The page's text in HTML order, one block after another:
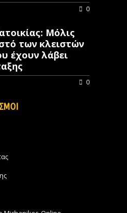
0
Μόλις
των κλειστών
έχουν λάβει
0